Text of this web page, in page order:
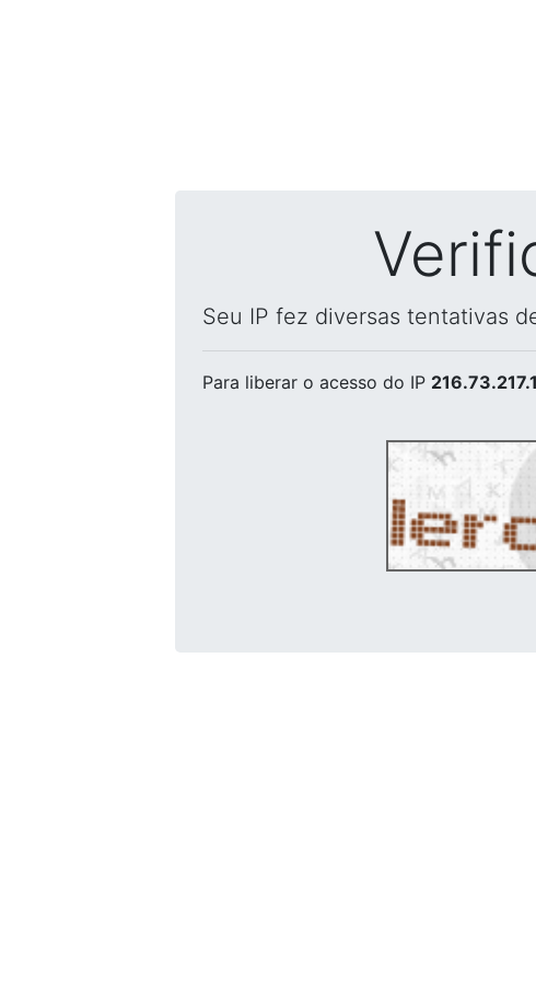
Seu IP fez diversas tentativas
Para liberar o acesso do IP